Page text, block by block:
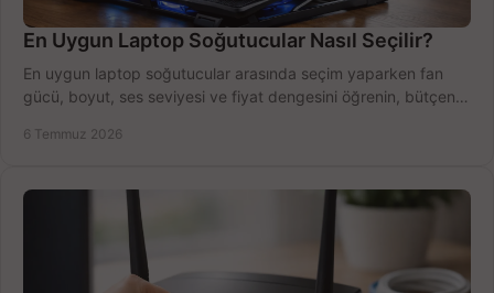
En Uygun Laptop Soğutucular Nasıl Seçilir?
En uygun laptop soğutucular arasında seçim yaparken fan
gücü, boyut, ses seviyesi ve fiyat dengesini öğrenin, bütçenizi
6 Temmuz 2026